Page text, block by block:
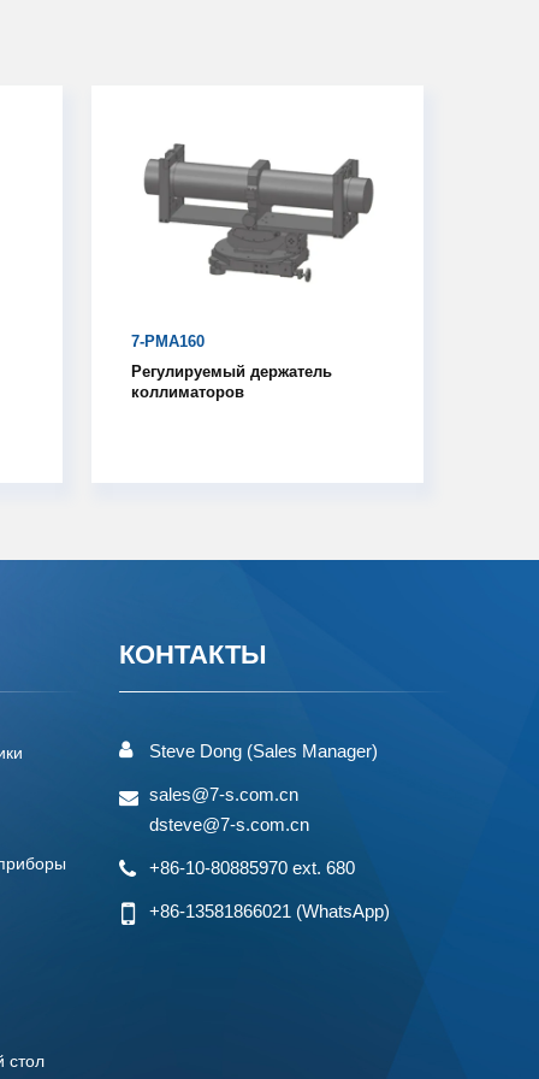
7-PMA160
Регулируемый держатель
коллиматоров
стол
КОНТАКТЫ
Steve Dong (Sales Manager)
sales@7-s.com.cn
dsteve@7-s.com.cn
+86-10-80885970 ext. 680
+86-13581866021 (WhatsApp)